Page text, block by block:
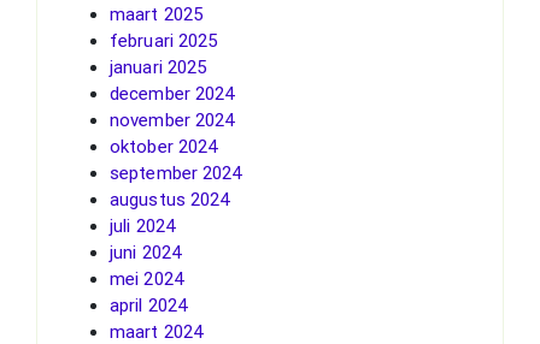
maart 2025
februari 2025
januari 2025
december 2024
november 2024
oktober 2024
september 2024
augustus 2024
juli 2024
juni 2024
mei 2024
april 2024
maart 2024